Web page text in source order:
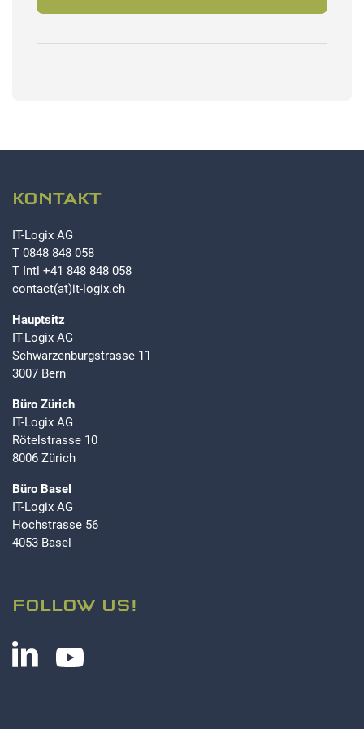
KONTAKT
IT-Logix AG
T 0848 848 058
T Intl +41 848 848 058
contact(at)it-logix.ch
Hauptsitz
IT-Logix AG
Schwarzenburgstrasse 11
3007 Bern
Büro Zürich
IT-Logix AG
Rötelstrasse 10
8006 Zürich
Büro Basel
IT-Logix AG
Hochstrasse 56
4053 Basel
FOLLOW US!